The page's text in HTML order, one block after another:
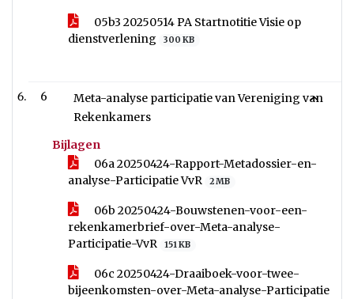
05b3 20250514 PA Startnotitie Visie op
dienstverlening
300 KB
6
Meta-analyse participatie van Vereniging van
Rekenkamers
Bijlagen
06a 20250424-Rapport-Metadossier-en-
analyse-Participatie VvR
2 MB
06b 20250424-Bouwstenen-voor-een-
rekenkamerbrief-over-Meta-analyse-
Participatie-VvR
151 KB
06c 20250424-Draaiboek-voor-twee-
bijeenkomsten-over-Meta-analyse-Participatie